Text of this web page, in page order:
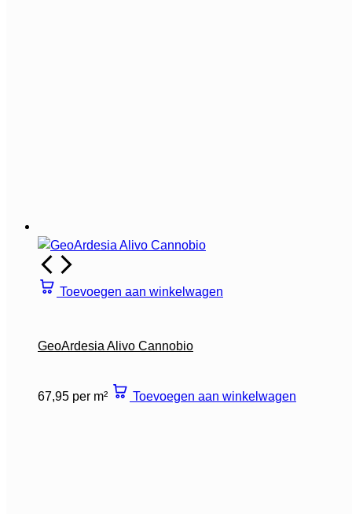
Toevoegen aan winkelwagen
GeoArdesia Alivo Cannobio
67,95 per m² Toevoegen aan winkelwagen